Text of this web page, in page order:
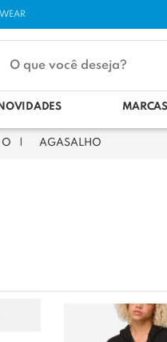
NOVIDADES MARCAS
AGASALHO